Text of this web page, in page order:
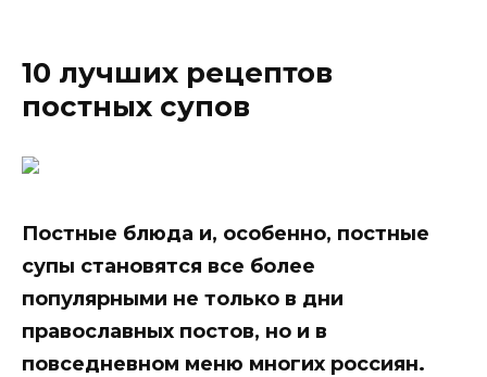
10 лучших рецептов
постных супов
Постные блюда и, особенно, постные
супы становятся все более
популярными не только в дни
православных постов, но и в
повседневном меню многих россиян.